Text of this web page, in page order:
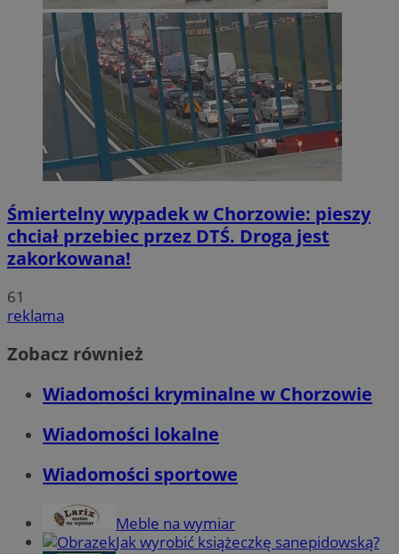
Śmiertelny wypadek w Chorzowie: pieszy
chciał przebiec przez DTŚ. Droga jest
zakorkowana!
61
reklama
Zobacz również
Wiadomości kryminalne w Chorzowie
Wiadomości lokalne
Wiadomości sportowe
Meble na wymiar
Jak wyrobić książeczkę sanepidowską?